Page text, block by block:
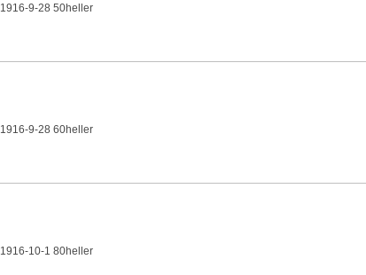
1916-9-28 50heller
1916-9-28 60heller
1916-10-1 80heller